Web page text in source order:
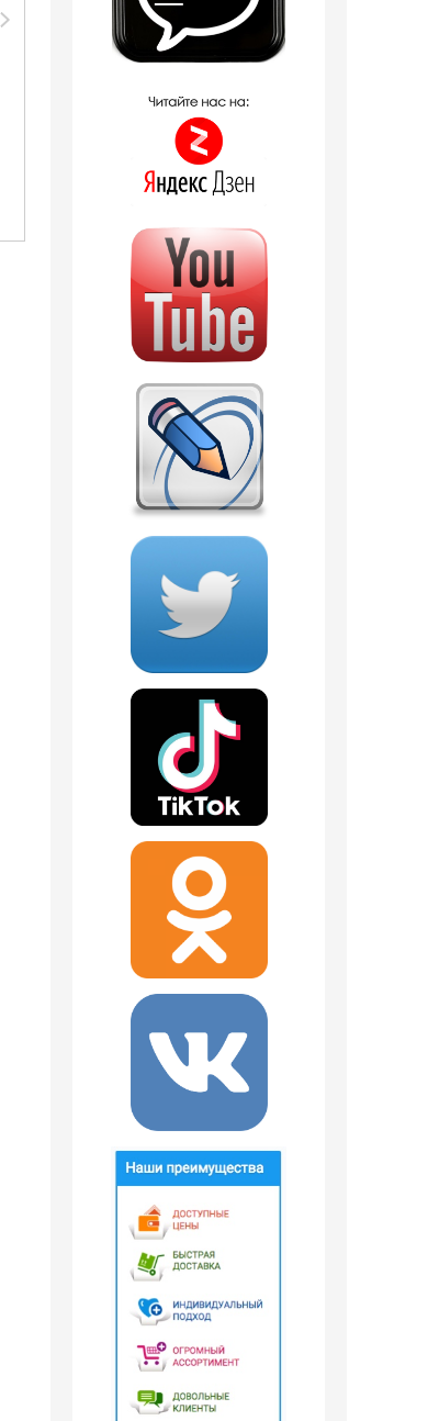
Парфюмерия Shaik
Shaik W160 (Trussardi
Donna 2011), 50 ml
2 отзыва
Парфюмерия Shaik
SHAIK /
Парфюмерная вода
605